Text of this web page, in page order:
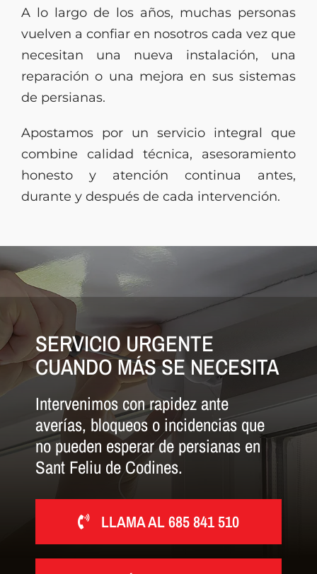
A lo largo de los años, muchas personas
vuelven a confiar en nosotros cada vez que
necesitan una nueva instalación, una
reparación o una mejora en sus sistemas
de persianas.
Apostamos por un servicio integral que
combine calidad técnica, asesoramiento
honesto y atención continua antes,
durante y después de cada intervención.
SERVICIO URGENTE
CUANDO MÁS SE NECESITA
Intervenimos con rapidez ante
averías, bloqueos o incidencias que
no pueden esperar de persianas en
Sant Feliu de Codines.
LLAMA AL 685 841 510